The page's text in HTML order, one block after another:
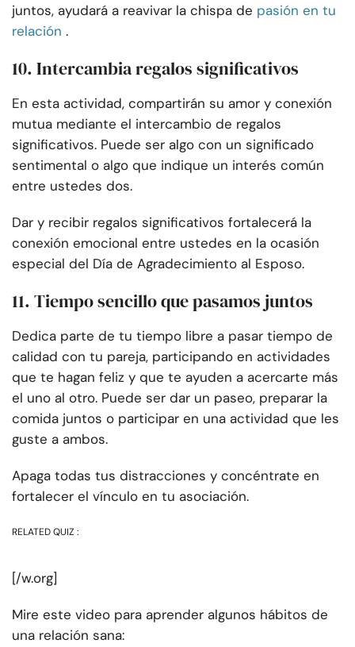
juntos, ayudará a reavivar la chispa de pasión en tu
relación .
10. Intercambia regalos significativos
En esta actividad, compartirán su amor y conexión
mutua mediante el intercambio de regalos
significativos. Puede ser algo con un significado
sentimental o algo que indique un interés común
entre ustedes dos.
Dar y recibir regalos significativos fortalecerá la
conexión emocional entre ustedes en la ocasión
especial del Día de Agradecimiento al Esposo.
11. Tiempo sencillo que pasamos juntos
Dedica parte de tu tiempo libre a pasar tiempo de
calidad con tu pareja, participando en actividades
que te hagan feliz y que te ayuden a acercarte más
el uno al otro. Puede ser dar un paseo, preparar la
comida juntos o participar en una actividad que les
guste a ambos.
Apaga todas tus distracciones y concéntrate en
fortalecer el vínculo en tu asociación.
RELATED QUIZ :
[/w.org]
Mire este video para aprender algunos hábitos de
una relación sana: